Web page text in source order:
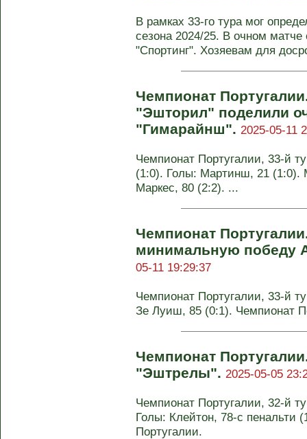
В рамках 33-го тура мог
сезона 2024/25. В очном
"Спортинг". Хозяевам для
Чемпионат
"Эшторил" поделили
"Гимарайнш". 2025-05-11
Чемпионат Португалии, 33-й
(1:0). Голы: Мартинш, 21 (1:0).
Маркес, 80 (2:2). ...
Чемпионат
минимальную победу
05-11 19:29:37
Чемпионат Португалии, 33-й
Зе Луиш, 85 (0:1). Чемпионат
Чемпионат
"Эштрелы". 2025-05-05
Чемпионат Португалии, 32-й
Голы: Клейтон, 78-с пенальти
Португалии.